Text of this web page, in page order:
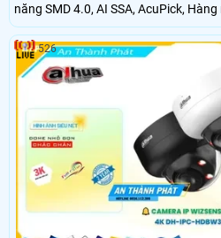
năng SMD 4.0, AI SSA, AcuPick, Hàng
nhập Phân biệt chuyển động của
Phương tiện giám sát ban đêm thông
led .
526